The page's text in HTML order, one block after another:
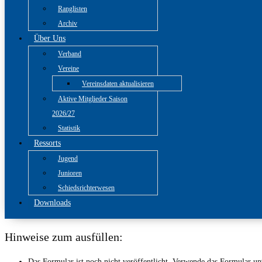
Ranglisten
Archiv
Über Uns
Verband
Vereine
Vereinsdaten aktualisieren
Aktive Mitglieder Saison
2026/27
Statistik
Ressorts
Jugend
Junioren
Schiedsrichterwesen
Downloads
Hinweise zum ausfüllen: